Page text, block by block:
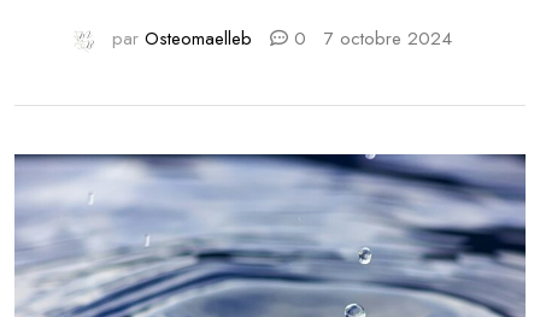
mais aussi pour être bien dans sa tête. Et le plus beau
par Osteomaelleb 0 7 octobre 2024